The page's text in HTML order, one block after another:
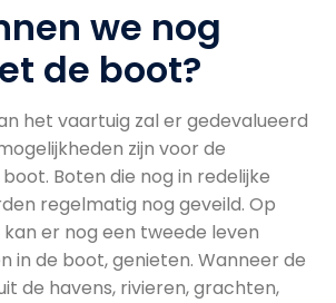
we nog
de boot?
het vaartuig zal er gedevalueerd
zijn voor de
Boten die nog in redelijke
regelmatig nog geveild. Op
er nog een tweede leven
in de boot, genieten. Wanneer de
de havens, rivieren, grachten,